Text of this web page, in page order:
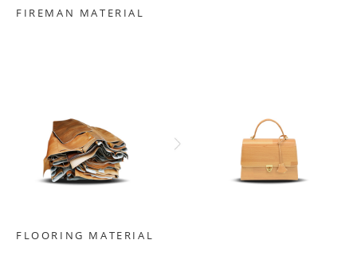
FIREMAN MATERIAL
FLOORING MATERIAL